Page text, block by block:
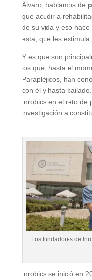
Álvaro, hablamos de
que acudir a
de su vida y eso
esta, que les
Y es que son
los que, hasta el
Parapléjicos, han
con él y hasta
Inrobics en el reto de
investigación a
Los fundadores de
Inrobics se inició en